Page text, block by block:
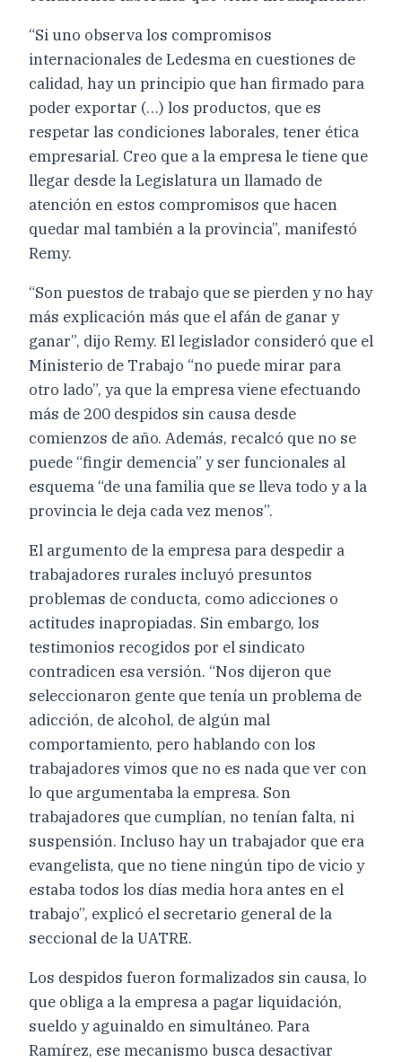
“Si uno observa los compromisos
internacionales de Ledesma en cuestiones de
calidad, hay un principio que han firmado para
poder exportar (…) los productos, que es
respetar las condiciones laborales, tener ética
empresarial. Creo que a la empresa le tiene que
llegar desde la Legislatura un llamado de
atención en estos compromisos que hacen
quedar mal también a la provincia”, manifestó
Remy.
“Son puestos de trabajo que se pierden y no hay
más explicación más que el afán de ganar y
ganar”, dijo Remy. El legislador consideró que el
Ministerio de Trabajo “no puede mirar para
otro lado”, ya que la empresa viene efectuando
más de 200 despidos sin causa desde
comienzos de año. Además, recalcó que no se
puede “fingir demencia” y ser funcionales al
esquema “de una familia que se lleva todo y a la
provincia le deja cada vez menos”.
El argumento de la empresa para despedir a
trabajadores rurales incluyó presuntos
problemas de conducta, como adicciones o
actitudes inapropiadas. Sin embargo, los
testimonios recogidos por el sindicato
contradicen esa versión. “Nos dijeron que
seleccionaron gente que tenía un problema de
adicción, de alcohol, de algún mal
comportamiento, pero hablando con los
trabajadores vimos que no es nada que ver con
lo que argumentaba la empresa. Son
trabajadores que cumplían, no tenían falta, ni
suspensión. Incluso hay un trabajador que era
evangelista, que no tiene ningún tipo de vicio y
estaba todos los días media hora antes en el
trabajo”, explicó el secretario general de la
seccional de la UATRE.
Los despidos fueron formalizados sin causa, lo
que obliga a la empresa a pagar liquidación,
sueldo y aguinaldo en simultáneo. Para
Ramírez, ese mecanismo busca desactivar